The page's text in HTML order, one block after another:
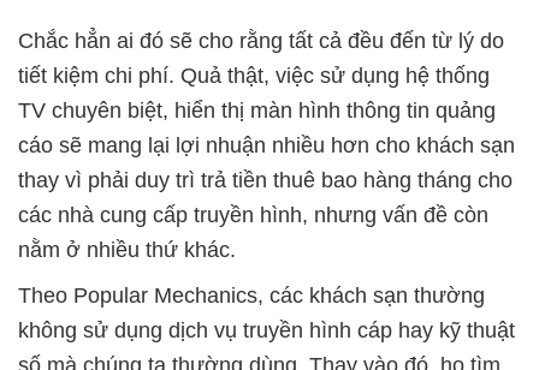
Chắc hẳn ai đó sẽ cho rằng tất cả đều đến từ lý do
tiết kiệm chi phí. Quả thật, việc sử dụng hệ thống
TV chuyên biệt, hiển thị màn hình thông tin quảng
cáo sẽ mang lại lợi nhuận nhiều hơn cho khách sạn
thay vì phải duy trì trả tiền thuê bao hàng tháng cho
các nhà cung cấp truyền hình, nhưng vấn đề còn
nằm ở nhiều thứ khác.
Theo Popular Mechanics, các khách sạn thường
không sử dụng dịch vụ truyền hình cáp hay kỹ thuật
số mà chúng ta thường dùng. Thay vào đó, họ tìm